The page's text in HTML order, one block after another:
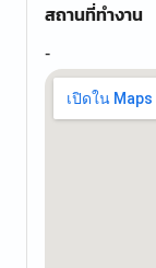
สถานที่ทำงาน
-